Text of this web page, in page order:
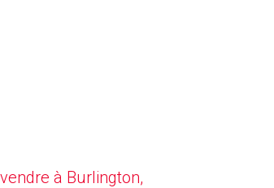
à Burlington,